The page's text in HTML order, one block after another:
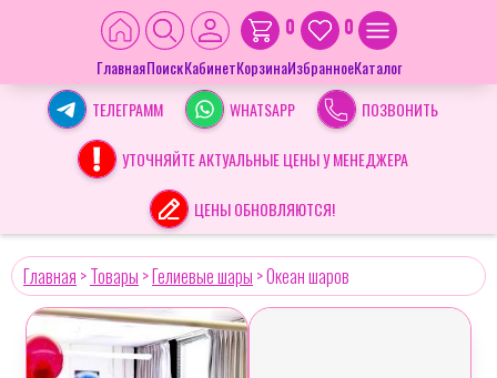
ГлавнаяПоискКабинет
0
Корзина
0
ИзбранноеКаталог
ТЕЛЕГРАММ
WHATSAPP ПОЗВОНИТЬ
УТОЧНЯЙТЕ АКТУАЛЬНЫЕ ЦЕНЫ У МЕНЕДЖЕРА
ЦЕНЫ ОБНОВЛЯЮТСЯ!
Главная >Товары >Гелиевые шары >Океан шаров